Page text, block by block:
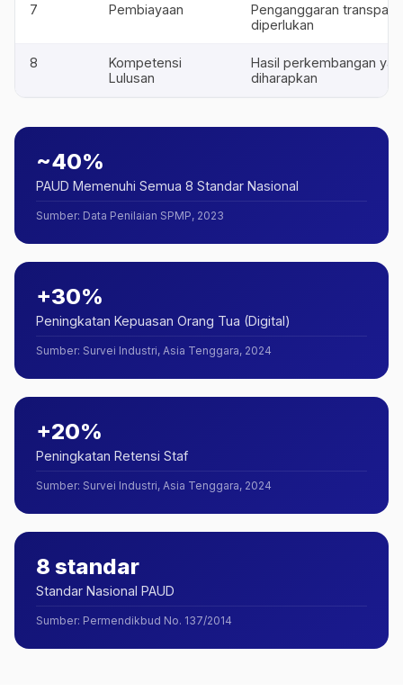
7 Pembiayaan
Penganggaran
diperlukan
8
Kompetensi
Lulusan
Hasil perkembangan
diharapkan
~40%
PAUD Memenuhi Semua 8 Standar Nasional
Sumber: Data Penilaian SPMP, 2023
+30%
Peningkatan Kepuasan Orang Tua (Digital)
Sumber: Survei Industri, Asia Tenggara, 2024
+20%
Peningkatan Retensi Staf
Sumber: Survei Industri, Asia Tenggara, 2024
8 standar
Standar Nasional PAUD
Sumber: Permendikbud No. 137/2014